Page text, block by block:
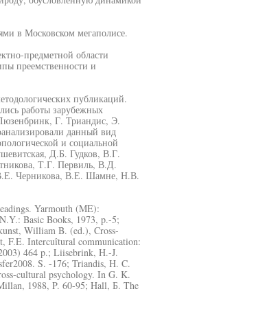
в Московском мегаполисе.
предметной области
преемственности и
публикаций.
работы зарубежных
Г. Триандис, Э.
данный вид
и социальной
Д.Б. Гудков, В.Г.
Т.Г. Первиль, В.Д.
Черникова, В.Е. Шамне, Н.В.
Yarmouth (ME):
Basic Books, 1973, p.-5;
William B. (ed.), Cross-
F.E. Intercuîtural communication:
464 p.; Liisebrink, H.-J.
S. -176; Triandis, H. C.
cultural psychology. In G. K.
1988, P. 60-95; Hall, Б. The